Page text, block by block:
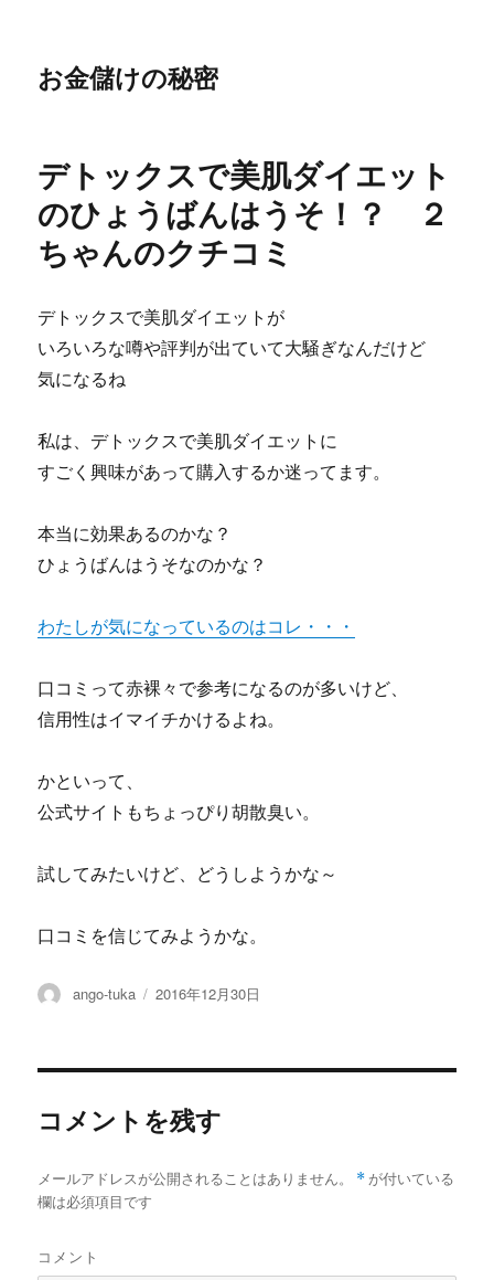
お金儲けの秘密
デトックスで美肌ダイエット
のひょうばんはうそ！？ ２
ちゃんのクチコミ
デトックスで美肌ダイエットが
いろいろな噂や評判が出ていて大騒ぎなんだけど
気になるね
私は、デトックスで美肌ダイエットに
すごく興味があって購入するか迷ってます。
本当に効果あるのかな？
ひょうばんはうそなのかな？
わたしが気になっているのはコレ・・・
口コミって赤裸々で参考になるのが多いけど、
信用性はイマイチかけるよね。
かといって、
公式サイトもちょっぴり胡散臭い。
試してみたいけど、どうしようかな～
口コミを信じてみようかな。
投
ango-tuka
投
2016年12月30日
コメントを残す
メールアドレスが公開されることはありません。 * が付いている
欄は必須項目です
コメント